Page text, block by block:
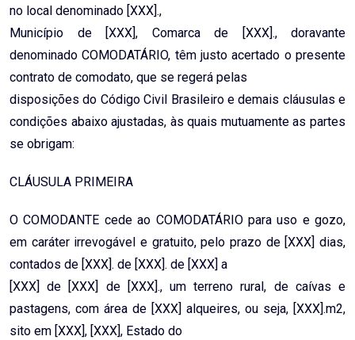
no local denominado [XXX].,
Município de [XXX], Comarca de [XXX]., doravante
denominado COMODATÁRIO, têm justo acertado o presente
contrato de comodato, que se regerá pelas
disposições do Código Civil Brasileiro e demais cláusulas e
condições abaixo ajustadas, às quais mutuamente as partes
se obrigam:
CLÁUSULA PRIMEIRA
O COMODANTE cede ao COMODATÁRIO para uso e gozo,
em caráter irrevogável e gratuito, pelo prazo de [XXX] dias,
contados de [XXX]. de [XXX]. de [XXX] a
[XXX] de [XXX] de [XXX]., um terreno rural, de caívas e
pastagens, com área de [XXX] alqueires, ou seja, [XXX].m2,
sito em [XXX], [XXX], Estado do